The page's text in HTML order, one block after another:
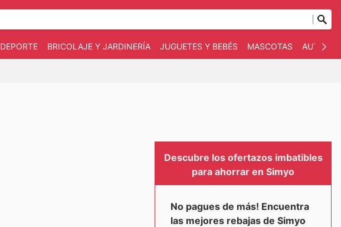
DEPORTE BRICOLAJE Y JARDINERÍA JUGUETES Y BEBÉS MASCOTAS AUTO Y
Descubre los ofertazos imbatibles
para ahorrar en Simyo
No pagues de más! Encuentra
las mejores rebajas de Simyo